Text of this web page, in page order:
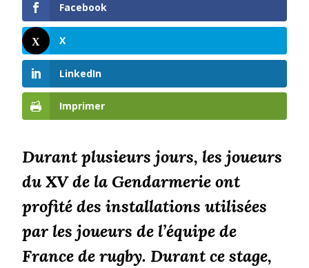
Facebook
X
LinkedIn
Imprimer
Durant plusieurs jours, les joueurs
du XV de la Gendarmerie ont
profité des installations utilisées
par les joueurs de l’équipe de
France de rugby. Durant ce stage,